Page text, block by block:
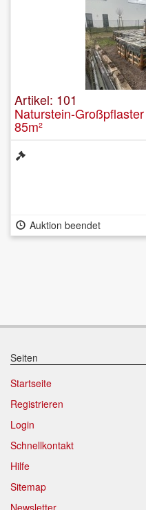
Artikel: 101
Naturstein-
85m²
Auktion beendet
Seiten
Startseite
Registrieren
Login
Schnellkontakt
Hilfe
Sitemap
Newsletter